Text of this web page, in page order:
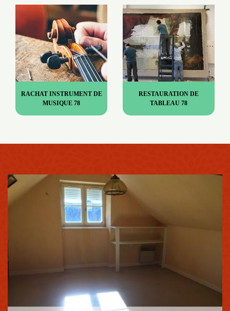
RACHAT INSTRUMENT DE
MUSIQUE 78
RESTAURATION DE
TABLEAU 78